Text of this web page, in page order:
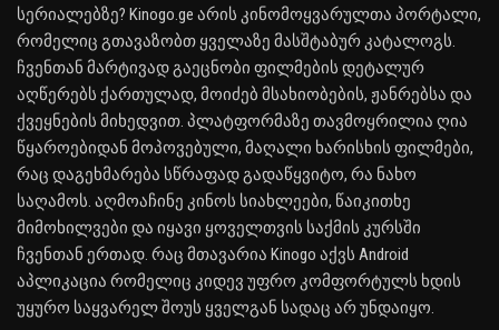
სერიალებზე? Kinogo.ge არის კინომოყვარულთა პორტალი,
რომელიც გთავაზობთ ყველაზე მასშტაბურ კატალოგს.
ჩვენთან მარტივად გაეცნობი ფილმების დეტალურ
აღწერებს ქართულად, მოიძებ მსახიობების, ჟანრებსა და
ქვეყნების მიხედვით. პლატფორმაზე თავმოყრილია ღია
წყაროებიდან მოპოვებული, მაღალი ხარისხის ფილმები,
რაც დაგეხმარება სწრაფად გადაწყვიტო, რა ნახო
საღამოს. აღმოაჩინე კინოს სიახლეები, წაიკითხე
მიმოხილვები და იყავი ყოველთვის საქმის კურსში
ჩვენთან ერთად. რაც მთავარია Kinogo აქვს Android
აპლიკაცია რომელიც კიდევ უფრო კომფორტულს ხდის
უყურო საყვარელ შოუს ყველგან სადაც არ უნდაიყო.